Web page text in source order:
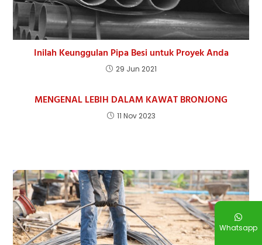
Inilah Keunggulan Pipa Besi untuk Proyek Anda
29 Jun 2021
MENGENAL LEBIH DALAM KAWAT BRONJONG
11 Nov 2023
Whatsapp